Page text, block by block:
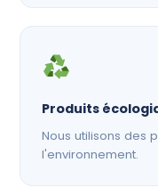
Produits
Nous utilisons des
l'environnement.